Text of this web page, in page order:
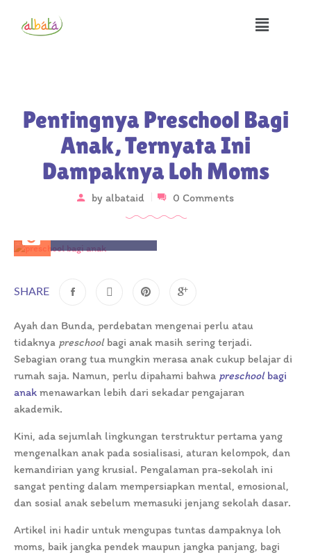
Pentingnya Preschool Bagi
Anak, Ternyata Ini
Dampaknya Loh Moms
by albataid 0 Comments
SHARE
Ayah dan Bunda, perdebatan mengenai perlu atau
tidaknya preschoolbagi anak masih sering terjadi.
Sebagian orang tua mungkin merasa anak cukup belajar di
rumah saja. Namun, perlu dipahami bahwa preschoolbagi
anak menawarkan lebih dari sekadar pengajaran
akademik.
Kini, ada sejumlah lingkungan terstruktur pertama yang
mengenalkan anak pada sosialisasi, aturan kelompok, dan
kemandirian yang krusial. Pengalaman pra-sekolah ini
sangat penting dalam mempersiapkan mental, emosional,
dan sosial anak sebelum memasuki jenjang sekolah dasar.
Artikel ini hadir untuk mengupas tuntas dampaknya loh
moms, baik jangka pendek maupun jangka panjang, bagi